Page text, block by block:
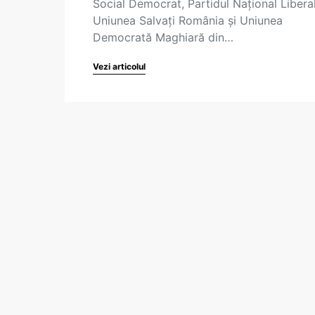
Social Democrat, Partidul Național
Uniunea Salvați România și Uniunea
Democrată Maghiară din…
Vezi articolul